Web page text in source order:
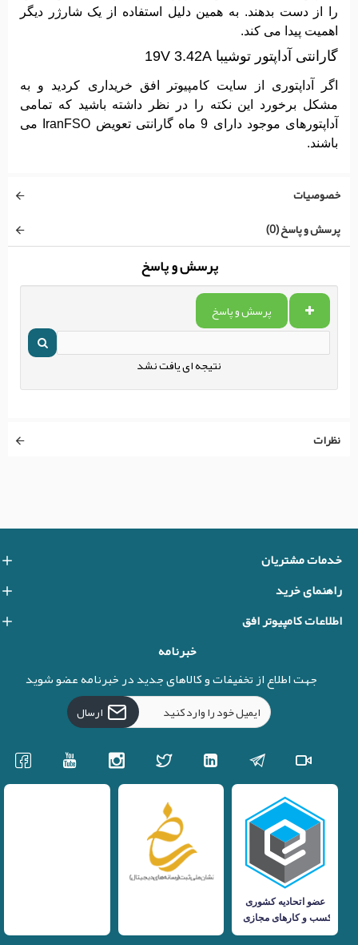
را از دست بدهند. به همین دلیل استفاده از یک شارژر دیگر
اهمیت پیدا می کند.
گارانتی آداپتور توشیبا 19V 3.42A
اگر آداپتوری از سایت کامپیوتر افق خریداری کردید و به
مشکل برخورد این نکته را در نظر داشته باشید که تمامی
آداپتورهای موجود دارای 9 ماه گارانتی تعویض IranFSO می
باشند.
خصوصیات
پرسش و پاسخ (0)
پرسش و پاسخ
پرسش و پاسخ
نتیجه ای یافت نشد
نظرات
خدمات مشتریان
راهنمای خرید
اطلاعات کامپیوتر افق
خبرنامه
جهت اطلاع از تخفیفات و کالاهای جدید در خبرنامه عضو شوید
ارسال